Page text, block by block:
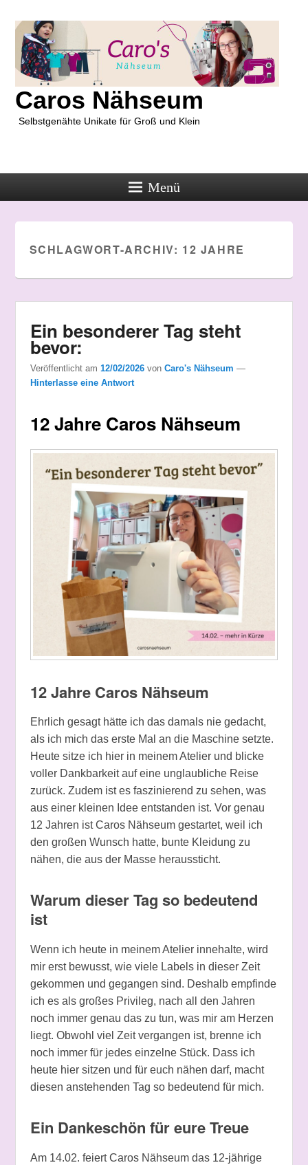
Caros Nähseum
Selbstgenähte Unikate für Groß und Klein
Menü
SCHLAGWORT-ARCHIV: 12 JAHRE
Ein besonderer Tag steht
bevor:
Veröffentlicht am 12/02/2026 von Caro's Nähseum —
Hinterlasse eine Antwort
12 Jahre Caros Nähseum
12 Jahre Caros Nähseum
Ehrlich gesagt hätte ich das damals nie gedacht,
als ich mich das erste Mal an die Maschine setzte.
Heute sitze ich hier in meinem Atelier und blicke
voller Dankbarkeit auf eine unglaubliche Reise
zurück. Zudem ist es faszinierend zu sehen, was
aus einer kleinen Idee entstanden ist. Vor genau
12 Jahren ist Caros Nähseum gestartet, weil ich
den großen Wunsch hatte, bunte Kleidung zu
nähen, die aus der Masse heraussticht.
Warum dieser Tag so bedeutend
ist
Wenn ich heute in meinem Atelier innehalte, wird
mir erst bewusst, wie viele Labels in dieser Zeit
gekommen und gegangen sind. Deshalb empfinde
ich es als großes Privileg, nach all den Jahren
noch immer genau das zu tun, was mir am Herzen
liegt. Obwohl viel Zeit vergangen ist, brenne ich
noch immer für jedes einzelne Stück. Dass ich
heute hier sitzen und für euch nähen darf, macht
diesen anstehenden Tag so bedeutend für mich.
Ein Dankeschön für eure Treue
Am 14.02. feiert Caros Nähseum das 12-jährige